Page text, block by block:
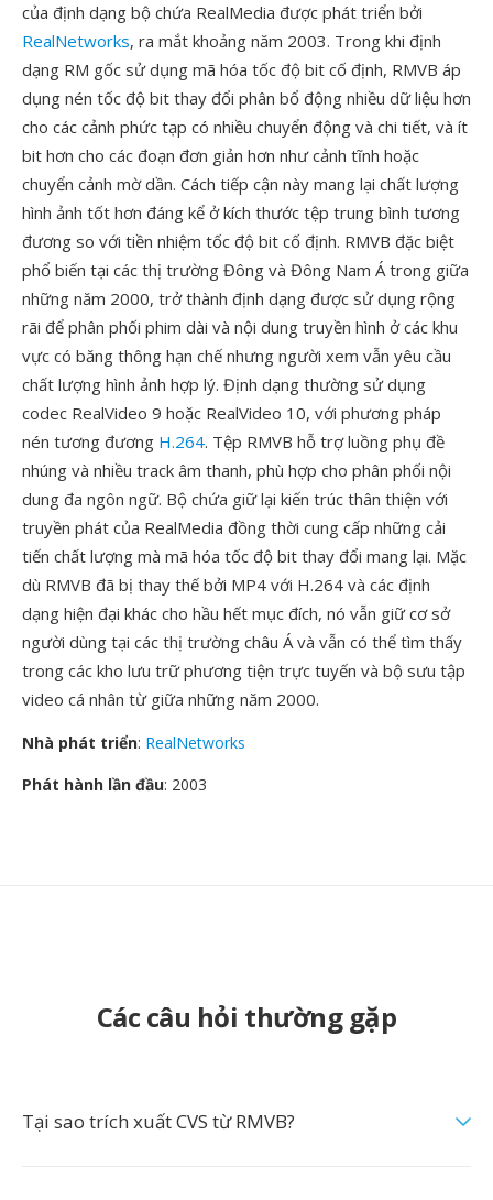
của định dạng bộ chứa RealMedia được phát triển bởi
RealNetworks, ra mắt khoảng năm 2003. Trong khi định
dạng RM gốc sử dụng mã hóa tốc độ bit cố định, RMVB áp
dụng nén tốc độ bit thay đổi phân bổ động nhiều dữ liệu hơn
cho các cảnh phức tạp có nhiều chuyển động và chi tiết, và ít
bit hơn cho các đoạn đơn giản hơn như cảnh tĩnh hoặc
chuyển cảnh mờ dần. Cách tiếp cận này mang lại chất lượng
hình ảnh tốt hơn đáng kể ở kích thước tệp trung bình tương
đương so với tiền nhiệm tốc độ bit cố định. RMVB đặc biệt
phổ biến tại các thị trường Đông và Đông Nam Á trong giữa
những năm 2000, trở thành định dạng được sử dụng rộng
rãi để phân phối phim dài và nội dung truyền hình ở các khu
vực có băng thông hạn chế nhưng người xem vẫn yêu cầu
chất lượng hình ảnh hợp lý. Định dạng thường sử dụng
codec RealVideo 9 hoặc RealVideo 10, với phương pháp
nén tương đương H.264. Tệp RMVB hỗ trợ luồng phụ đề
nhúng và nhiều track âm thanh, phù hợp cho phân phối nội
dung đa ngôn ngữ. Bộ chứa giữ lại kiến trúc thân thiện với
truyền phát của RealMedia đồng thời cung cấp những cải
tiến chất lượng mà mã hóa tốc độ bit thay đổi mang lại. Mặc
dù RMVB đã bị thay thế bởi MP4 với H.264 và các định
dạng hiện đại khác cho hầu hết mục đích, nó vẫn giữ cơ sở
người dùng tại các thị trường châu Á và vẫn có thể tìm thấy
trong các kho lưu trữ phương tiện trực tuyến và bộ sưu tập
video cá nhân từ giữa những năm 2000.
Nhà phát triển: RealNetworks
Phát hành lần đầu: 2003
Các câu hỏi thường gặp
Tại sao trích xuất CVS từ RMVB?